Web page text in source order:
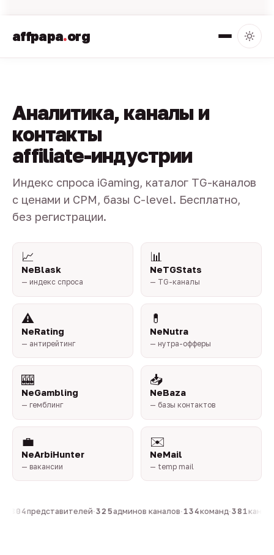
affpapa.org
Аналитика, каналы и
контакты
affiliate-индустрии
Индекс спроса iGaming, каталог TG-каналов
с ценами и CPM, базы C-level. Бесплатно,
без регистрации.
📈
NeBlask
— индекс спроса
📊
NeTGStats
— TG-каналы
⚠️
NeRating
— антирейтинг
💊
NeNutra
— нутра-офферы
🎰
NeGambling
— гемблинг
📥
NeBaza
— базы контактов
💼
NeArbiHunter
— вакансии
✉️
NeMail
— temp mail
804представителей·325админов каналов·134команд·381